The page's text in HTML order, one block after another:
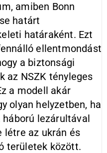
amiben Bonn
határt
határaként. Ezt
ellentmondást
a biztonsági
az NSZK tényleges
a modell akár
olyan helyzetben, ha
lezárultával
létre az ukrán és
területek között.